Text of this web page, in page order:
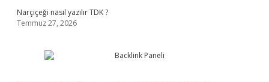
Narçiçeği nasıl yazılır TDK ?
Temmuz 27, 2026